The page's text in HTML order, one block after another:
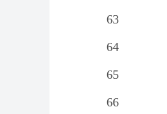
63
64
65
66